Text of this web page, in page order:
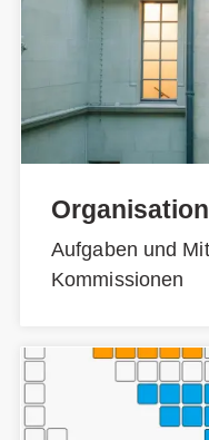
Organisation
Aufgaben und
Kommissionen